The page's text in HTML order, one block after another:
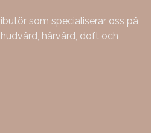
som specialiserar oss på
hårvård, doft och